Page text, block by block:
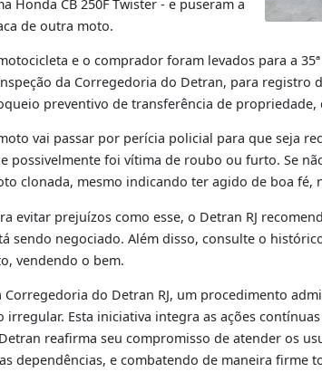
Campo Grande, na Zona Oeste do Rio. A
clonagem foi descoberta quando o
comprador da moto tentava fazer a
transferência de propriedade para seu
nome. Uma vistoria constatou que os
criminosos adulteraram o chassi da moto –
uma Honda CB 250F Twister - e puseram a
placa de outra moto.
A motocicleta e o comprador foram levados
e Inspeção da Corregedoria do Detran, para
bloqueio preventivo de transferência de
A moto vai passar por perícia policial para
que possivelmente foi vítima de roubo ou
moto clonada, mesmo indicando ter agido de